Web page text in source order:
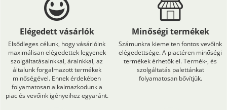
Elégedett vásárlók
Elsődleges célunk, hogy vásárlóink
maximálisan elégedettek legyenek
szolgáltatásainkkal, árainkkal, az
általunk forgalmazott termékek
minőségével. Ennek érdekében
folyamatosan alkalmazkodunk a
piac és vevőink igényeihez egyaránt.
Minőségi termékek
Számunkra kiemelten fontos vevőink
elégedettsége. A piactéren minőségi
termékek érhetők el. Termék-, és
szolgáltatás palettánkat
folyamatosan bővítjük.